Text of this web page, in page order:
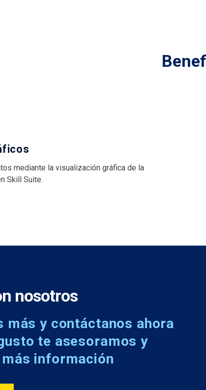
mediante la visualización gráfica de la
Skill Suite.
nosotros
más y contáctanos ahora
te asesoramos y
información